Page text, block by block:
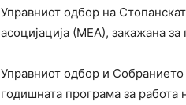
Управниот одбор на
асоцијација (МЕА), закажана
Управниот одбор и Собранието
годишната програма за